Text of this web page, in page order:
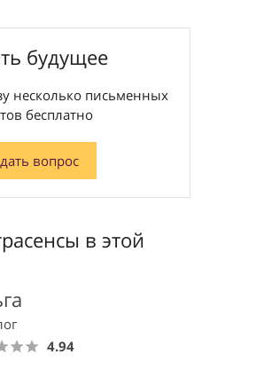
будущее
несколько письменных
бесплатно
вопрос
в этой
4.94